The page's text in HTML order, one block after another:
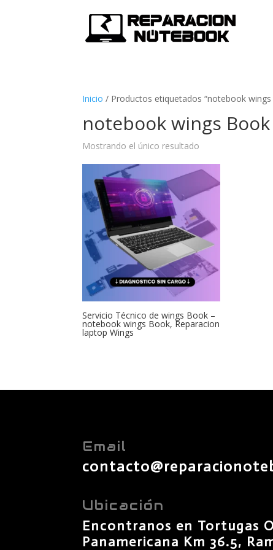
Inicio / Productos etiquetados “notebook wings
notebook wings Book
Mostrando el único resultado
Servicio Técnico de wings Book –
notebook wings Book, Reparacion
laptop Wings
Email
Ubicación
Encontranos en Tortugas
Panamericana Km 36.5,